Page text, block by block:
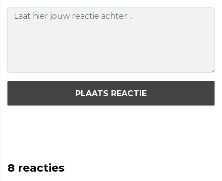
PLAATS REACTIE
8 reacties